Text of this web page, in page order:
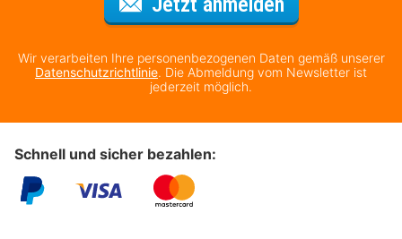
Wir verarbeiten Ihre personenbezogenen Daten gemäß unserer
Datenschutzrichtlinie. Die Abmeldung vom Newsletter ist
jederzeit möglich.
Schnell und sicher bezahlen: